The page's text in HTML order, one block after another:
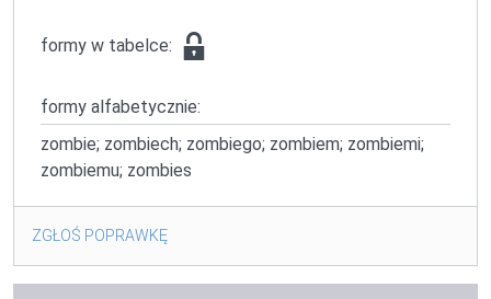
formy w tabelce:
formy alfabetycznie:
zombie; zombiech; zombiego; zombiem; zombiemi;
zombiemu; zombies
ZGŁOŚ POPRAWKĘ